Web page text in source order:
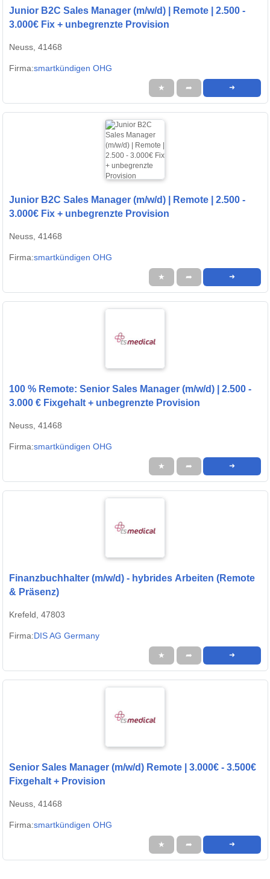
Junior B2C Sales Manager (m/w/d) | Remote | 2.500 -
3.000€ Fix + unbegrenzte Provision
Neuss, 41468
Firma:smartkündigen OHG
★ ➦ ➜
Junior B2C Sales Manager (m/w/d) | Remote | 2.500 -
3.000€ Fix + unbegrenzte Provision
Neuss, 41468
Firma:smartkündigen OHG
★ ➦ ➜
100 % Remote: Senior Sales Manager (m/w/d) | 2.500 -
3.000 € Fixgehalt + unbegrenzte Provision
Neuss, 41468
Firma:smartkündigen OHG
★ ➦ ➜
Finanzbuchhalter (m/w/d) - hybrides Arbeiten (Remote
& Präsenz)
Krefeld, 47803
Firma:DIS AG Germany
★ ➦ ➜
Senior Sales Manager (m/w/d) Remote | 3.000€ - 3.500€
Fixgehalt + Provision
Neuss, 41468
Firma:smartkündigen OHG
★ ➦ ➜